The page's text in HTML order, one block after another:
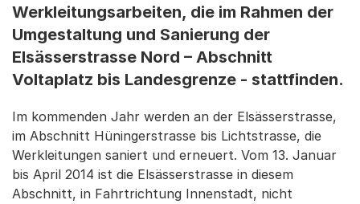
Werkleitungsarbeiten, die im Rahmen der
Umgestaltung und Sanierung der
Elsässerstrasse Nord – Abschnitt
Voltaplatz bis Landesgrenze - stattfinden.
Im kommenden Jahr werden an der Elsässerstrasse,
im Abschnitt Hüningerstrasse bis Lichtstrasse, die
Werkleitungen saniert und erneuert. Vom 13. Januar
bis April 2014 ist die Elsässerstrasse in diesem
Abschnitt, in Fahrtrichtung Innenstadt, nicht